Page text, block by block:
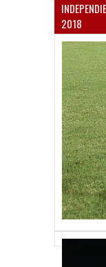
2018